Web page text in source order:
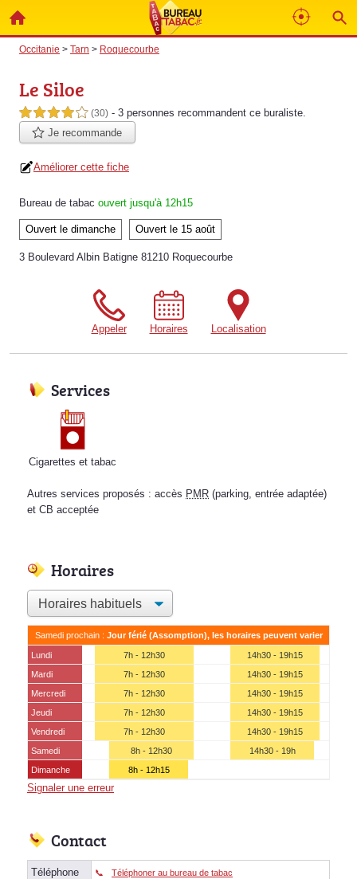
Occitanie > Tarn > Roquecourbe
Le Siloe
4,0 étoiles sur 5 (30) - 3 personnes recommandent ce buraliste.
Je recommande
Améliorer cette fiche
Bureau de tabac ouvert jusqu'à 12h15
Ouvert le dimanche Ouvert le 15 août
3 Boulevard Albin Batigne 81210 Roquecourbe
Appeler Horaires Localisation
Services
Cigarettes et tabac
Autres services proposés : accès PMR (parking, entrée adaptée)
et CB acceptée
Horaires
Samedi prochain : Jour férié (Assomption), les horaires peuvent varier
Lundi 7h - 12h30
14h30 - 19h15
Mardi
7h - 12h30
14h30 - 19h15
Mercredi
7h - 12h30
14h30 - 19h15
Jeudi
7h - 12h30
14h30 - 19h15
Vendredi
7h - 12h30
14h30 - 19h15
Samedi
8h - 12h30
14h30 - 19h
Dimanche
8h - 12h15
Signaler une erreur
Contact
Téléphone Téléphoner au bureau de tabac